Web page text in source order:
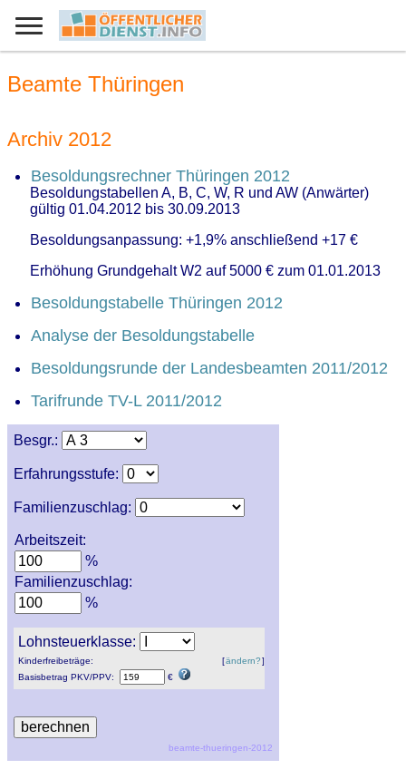
Beamte Thüringen
Besgr.:
Erfahrungsstufe:
Familienzuschlag:
Arbeitszeit:
%
Familienzuschlag:
%
Lohnsteuerklasse:
Kinderfreibeträge:
Basisbetrag PKV/PPV: €
[ändern?]
beamte-thueringen-2012
Archiv 2012
Besoldungsrechner Thüringen 2012
Besoldungstabellen A, B, C, W, R und AW (Anwärter)
gültig 01.04.2012 bis 30.09.2013
Besoldungsanpassung: +1,9% anschließend +17 €
Erhöhung Grundgehalt W2 auf 5000 € zum 01.01.2013
Besoldungstabelle Thüringen 2012
Analyse der Besoldungstabelle
Besoldungsrunde der Landesbeamten 2011/2012
Tarifrunde TV-L 2011/2012